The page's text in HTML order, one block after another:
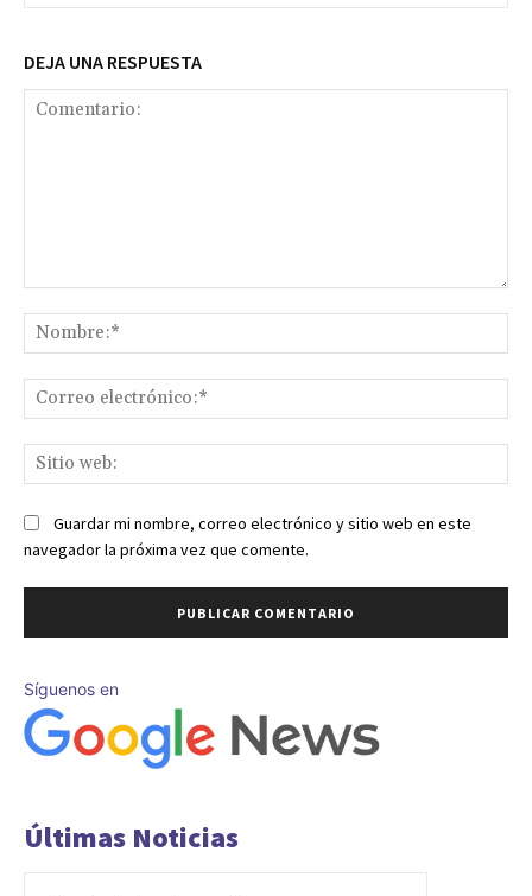
DEJA UNA RESPUESTA
Guardar mi nombre, correo electrónico y sitio web en este
navegador la próxima vez que comente.
Síguenos en
Últimas Noticias